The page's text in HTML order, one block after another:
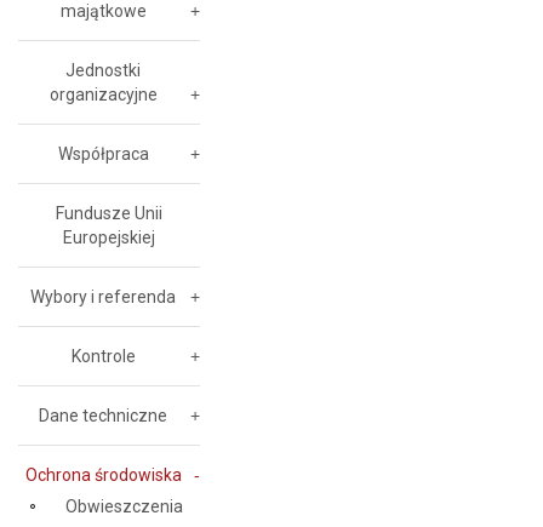
majątkowe
Jednostki
organizacyjne
Współpraca
Fundusze Unii
Europejskiej
Wybory i referenda
Kontrole
Dane techniczne
Ochrona środowiska
Obwieszczenia